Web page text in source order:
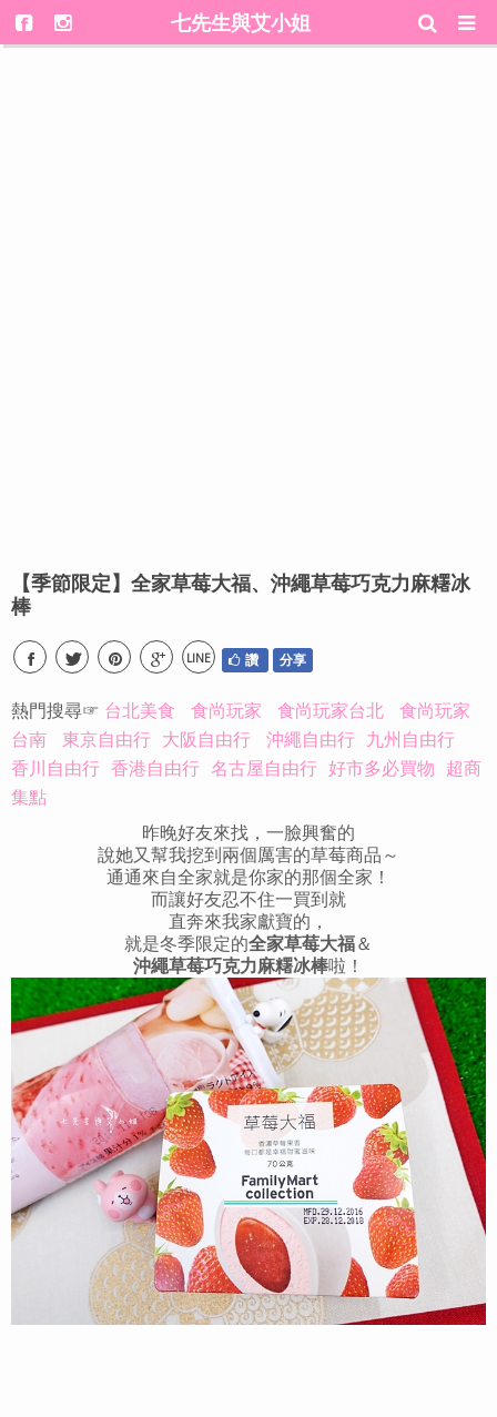
七先生與艾小姐
【季節限定】全家草莓大福、沖繩草莓巧克力麻糬冰
棒
LINE 讚 分享
熱門搜尋☞ 台北美食 食尚玩家 食尚玩家台北
食尚玩家
台南
東京自由行 大阪自由行 沖繩自由行 九州自由行
香川自由行 香港自由行 名古屋自由行 好市多必買物 超商
集點
昨晚好友來找，一臉興奮的
說她又幫我挖到兩個厲害的草莓商品～
通通來自全家就是你家的那個全家！
而讓好友忍不住一買到就
直奔來我家獻寶的，
就是冬季限定的全家草莓大福＆
沖繩草莓巧克力麻糬冰棒啦！